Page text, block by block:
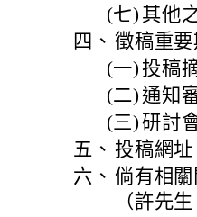
(七) 其他
四、 徵稿重要
(一)投稿
(二) 通知
(三)研討
五、 投稿網
六、 倘有相
（許先